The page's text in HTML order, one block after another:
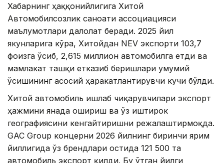
Хабарнинг ҳаққонийлигига Хитой
Автомобилсозлик саноати ассоциацияси
маълумотлари далолат беради. 2025 йил
якунларига кўра, Хитойдан NEV экспорти 103,7
фоизга ўсиб, 2,615 миллион автомобилга етди ва
мамлакат ташқи етказиб беришлари умумий
ўсишининг асосий ҳаракатлантирувчи кучи бўлди.
Хитой автомобиль ишлаб чиқарувчилари экспорт
ҳажмини янада ошириш ва ўз иштирок
географиясини кенгайтиришни режалаштирмоқда.
GAC Group концерни 2026 йилнинг биринчи ярим
йиллигида ўз брендлари остида 121 500 та
автомобиль экспорт қилди. Бу ўтган йилги